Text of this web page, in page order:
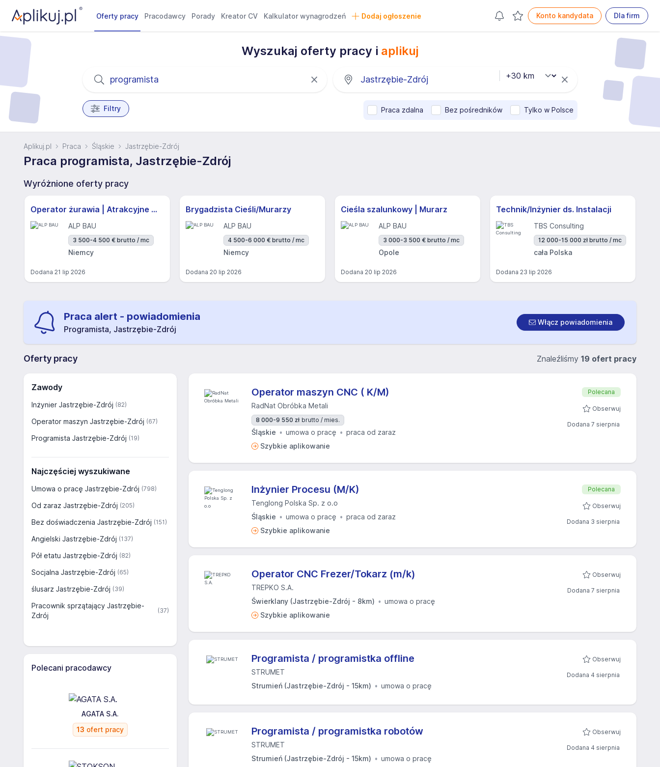
Oferty pracy Pracodawcy Porady Kreator CV Kalkulator wynagrodzeń Dodaj ogłoszenie Konto kandydata Dla firm
Wyszukaj oferty pracy i aplikuj
Filtry Praca zdalna Bez pośredników Tylko w Polsce
Aplikuj.pl Praca Śląskie Jastrzębie-Zdrój
Praca programista, Jastrzębie-Zdrój
Wyróżnione oferty pracy
Operator żurawia | Atrakcyjne Warunki
ALP BAU
3 500-4 500 € brutto / mc
Niemcy
Dodana 21 lip 2026
Brygadzista Cieśli/Murarzy
ALP BAU
4 500-6 000 € brutto / mc
Niemcy
Dodana 20 lip 2026
Cieśla szalunkowy | Murarz
ALP BAU
3 000-3 500 € brutto / mc
Opole
Dodana 20 lip 2026
Technik/Inżynier ds. Instalacji
TBS Consulting
12 000-15 000 zł brutto / mc
cała Polska
Dodana 23 lip 2026
Praca alert - powiadomienia
Programista, Jastrzębie-Zdrój
Włącz powiadomienia
Oferty pracy Znaleźliśmy 19 ofert pracy
Zawody
Inżynier Jastrzębie-Zdrój (82)
Operator maszyn Jastrzębie-Zdrój (67)
Programista Jastrzębie-Zdrój (19)
Najczęściej wyszukiwane
Umowa o pracę Jastrzębie-Zdrój (798)
Od zaraz Jastrzębie-Zdrój (205)
Bez doświadczenia Jastrzębie-Zdrój (151)
Angielski Jastrzębie-Zdrój (137)
Pół etatu Jastrzębie-Zdrój (82)
Socjalna Jastrzębie-Zdrój (65)
ślusarz Jastrzębie-Zdrój (39)
Pracownik sprzątający Jastrzębie-
Zdrój
(37)
Polecani pracodawcy
AGATA S.A.
13 ofert pracy
Operator maszyn CNC ( K/M)
RadNat Obróbka Metali
8 000-9 550 zł brutto / mies.
Śląskie umowa o pracę
praca od zaraz
Szybkie aplikowanie
Polecana
Obserwuj
Dodana 7 sierpnia
Inżynier Procesu (M/K)
Tenglong Polska Sp. z o.o
Śląskie
umowa o pracę
praca od zaraz
Szybkie aplikowanie
Polecana
Obserwuj
Dodana 3 sierpnia
Operator CNC Frezer/Tokarz (m/k)
TREPKO S.A.
Świerklany (Jastrzębie-Zdrój - 8km)
umowa o pracę
Szybkie aplikowanie
Obserwuj
Dodana 7 sierpnia
Programista / programistka offline
STRUMET
Strumień (Jastrzębie-Zdrój - 15km)
umowa o pracę
Obserwuj
Dodana 4 sierpnia
Programista / programistka robotów
STRUMET
Strumień (Jastrzębie-Zdrój - 15km)
umowa o pracę
Obserwuj
Dodana 4 sierpnia